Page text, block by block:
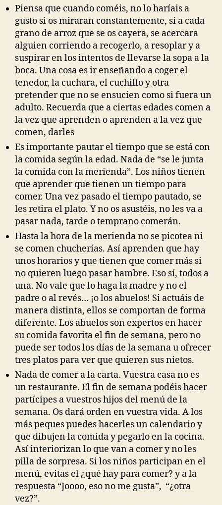
Piensa que cuando coméis, no lo haríais a
gusto si os miraran constantemente, si a cada
grano de arroz que se os cayera, se acercara
alguien corriendo a recogerlo, a resoplar y a
suspirar en los intentos de llevarse la sopa a la
boca. Una cosa es ir enseñando a coger el
tenedor, la cuchara, el cuchillo y otra
pretender que no se ensucien como si fuera un
adulto. Recuerda que a ciertas edades comen a
la vez que aprenden o aprenden a la vez que
comen, darles
Es importante pautar el tiempo que se está con
la comida según la edad. Nada de “se le junta
la comida con la merienda”. Los niños tienen
que aprender que tienen un tiempo para
comer. Una vez pasado el tiempo pautado, se
les retira el plato. Y no os asustéis, no les va a
pasar nada, tarde o temprano comerán.
Hasta la hora de la merienda no se picotea ni
se comen chucherías. Así aprenden que hay
unos horarios y que tienen que comer más si
no quieren luego pasar hambre. Eso sí, todos a
una. No vale que lo haga la madre y no el
padre o al revés… ¡o los abuelos! Si actuáis de
manera distinta, ellos se comportan de forma
diferente. Los abuelos son expertos en hacer
su comida favorita el fin de semana, pero no
puede ser todos los días de la semana u ofrecer
tres platos para ver que quieren sus nietos.
Nada de comer a la carta. Vuestra casa no es
un restaurante. El fin de semana podéis hacer
partícipes a vuestros hijos del menú de la
semana. Os dará orden en vuestra vida. A los
más peques puedes hacerles un calendario y
que dibujen la comida y pegarlo en la cocina.
Así interiorizan lo que van a comer y no les
pilla de sorpresa. Si los niños participan en el
menú, evitas el ¿qué hay para comer? y a la
respuesta “Joooo, eso no me gusta”, “¿otra
vez?”.